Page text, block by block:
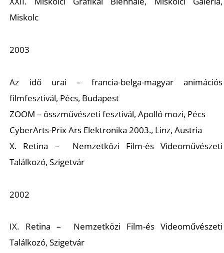
Miskolc
2003
Az idő urai – francia-belga-magyar animációs
filmfesztivál, Pécs, Budapest
ZOOM – összművészeti fesztivál, Apolló mozi, Pécs
CyberArts-Prix Ars Elektronika 2003., Linz, Austria
X. Retina – Nemzetközi Film-és Videoművészeti
Találkozó, Szigetvár
2002
IX. Retina – Nemzetközi Film-és Videoművészeti
Találkozó, Szigetvár